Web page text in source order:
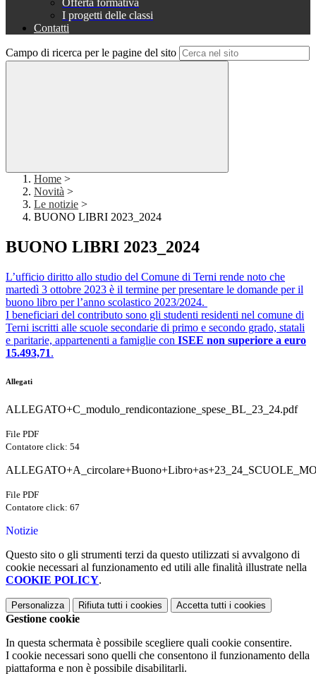
Offerta formativa
I progetti delle classi
Contatti
Campo di ricerca per le pagine del sito
Home >
Novità >
Le notizie >
BUONO LIBRI 2023_2024
BUONO LIBRI 2023_2024
L’ufficio diritto allo studio del Comune di Terni rende noto che
martedì 3 ottobre 2023 è il termine per presentare le domande per il
buono libro per l’anno scolastico 2023/2024.
I beneficiari del contributo sono gli studenti residenti nel comune di
Terni iscritti alle scuole secondarie di primo e secondo grado, statali
e paritarie, appartenenti a famiglie con ISEE non superiore a euro
15.493,71.
Allegati
ALLEGATO+C_modulo_rendicontazione_spese_BL_23_24.pdf
File PDF
Contatore click: 54
File PDF
Contatore click: 67
Notizie
Questo sito o gli strumenti terzi da questo utilizzati si avvalgono di
cookie necessari al funzionamento ed utili alle finalità illustrate nella
COOKIE POLICY.
Personalizza Rifiuta tutti i cookies Accetta tutti i cookies
Gestione cookie
In questa schermata è possibile scegliere quali cookie consentire.
I cookie necessari sono quelli che consentono il funzionamento della
piattaforma e non è possibile disabilitarli.